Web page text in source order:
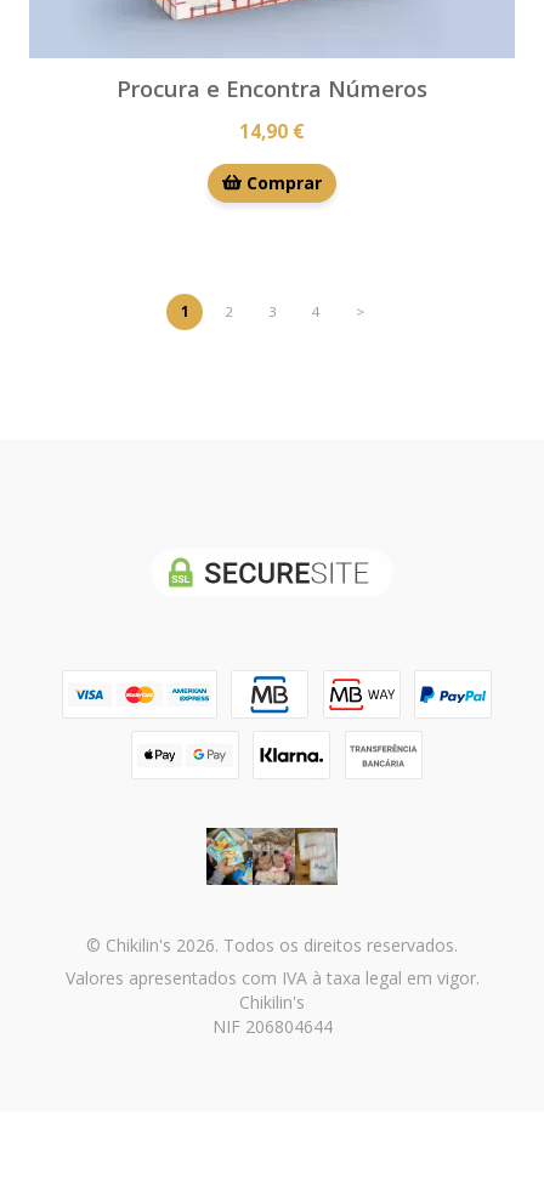
Procura e Encontra Números
14,90 €
Comprar
1 2 3 4 >
© Chikilin's 2026. Todos os direitos reservados.
Valores apresentados com IVA à taxa legal em vigor.
Chikilin's
NIF 206804644